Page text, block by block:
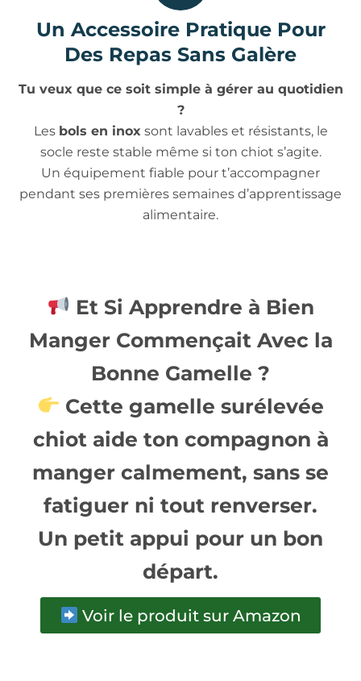
Un Accessoire Pratique Pour
Des Repas Sans Galère
Tu veux que ce soit simple à gérer au quotidien
?
Les bols en inoxsont lavables et résistants, le
socle reste stable même si ton chiot s’agite.
Un équipement fiable pour t’accompagner
pendant ses premières semaines d’apprentissage
alimentaire.
Et Si Apprendre à Bien
Manger Commençait Avec la
Bonne Gamelle ?
Cettegamelle surélevée
chiotaide ton compagnon à
manger calmement, sans se
fatiguer ni tout renverser.
Un petit appui pour un bon
départ.
Voir le produit sur Amazon